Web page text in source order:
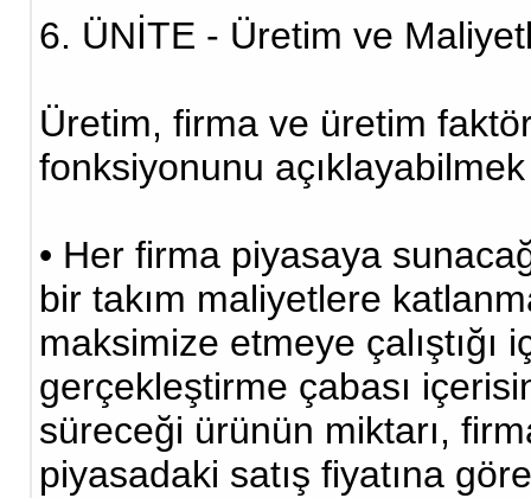
6. ÜNİTE - Üretim ve
Üretim, firma ve üretim
fonksiyonunu açıklayabilmek
• Her firma piyasaya
bir takım maliyetlere
maksimize etmeye
gerçekleştirme çabası
süreceği ürünün miktarı,
piyasadaki satış fiyatına